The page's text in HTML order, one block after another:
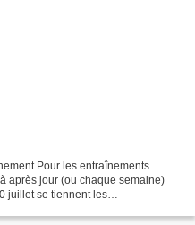
Pour les entraînements
après jour (ou chaque semaine)
juillet se tiennent les